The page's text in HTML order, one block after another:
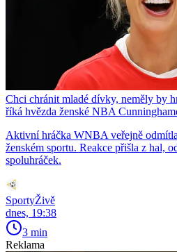
Chci chránit mladé dívky, neměly by
říká hvězda ženské NBA
Aktivní hráčka WNBA veřejně
ženském sportu. Reakce přišla z hal,
spoluhráček.
SportyŽivě
dnes, 19:38
3 min
Reklama